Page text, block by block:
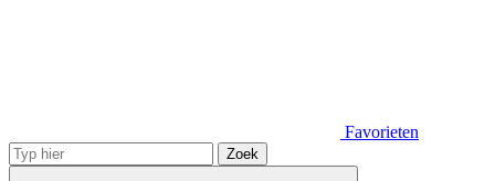
Favorieten
Zoek